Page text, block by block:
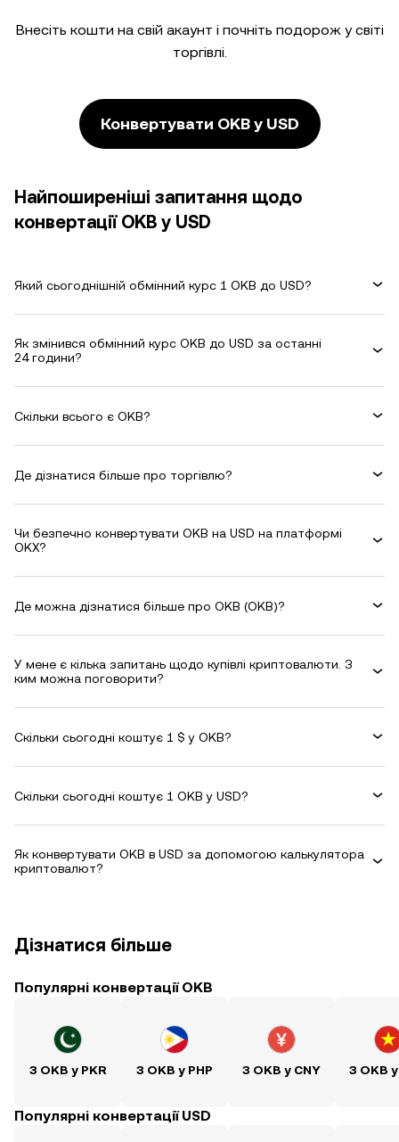
Внесіть кошти на свій акаунт і почніть подорож у світі
торгівлі.
Конвертувати OKB у USD
Найпоширеніші запитання щодо
конвертації OKB у USD
Який сьогоднішній обмінний курс 1 OKB до USD?
Як змінився обмінний курс OKB до USD за останні
24 години?
Скільки всього є OKB?
Де дізнатися більше про торгівлю?
Чи безпечно конвертувати OKB на USD на платформі
OKX?
Де можна дізнатися більше про OKB (OKB)?
У мене є кілька запитань щодо купівлі криптовалюти. З
ким можна поговорити?
Скільки сьогодні коштує 1 $ у OKB?
Скільки сьогодні коштує 1 OKB у USD?
Як конвертувати OKB в USD за допомогою калькулятора
криптовалют?
Дізнатися більше
Популярні конвертації OKB
З OKB у PKR З OKB у PHP З OKB у CNY З OKB
Популярні конвертації USD